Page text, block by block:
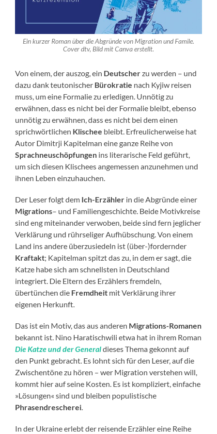
Ein kurzer Roman über die Abgründe von Migration und Famile.
Cover dtv, Bild mit Canva erstellt.
Von einem, der auszog, ein Deutscherzu werden – und
dazu dank teutonischer Bürokratie nach Kyjiw reisen
muss, um eine Formalie zu erledigen. Unnötig zu
erwähnen, dass es nicht bei der Formalie bleibt, ebenso
unnötig zu erwähnen, dass es nicht bei dem einen
sprichwörtlichen Klischee bleibt. Erfreulicherweise hat
Autor Dimitrji Kapitelman eine ganze Reihe von
Sprachneuschöpfungen ins literarische Feld geführt,
um sich diesen Klischees angemessen anzunehmen und
ihnen Leben einzuhauchen.
Der Leser folgt dem Ich-Erzähler in die Abgründe einer
Migrations– und Familiengeschichte. Beide Motivkreise
sind eng miteinander verwoben, beide sind fern jeglicher
Verklärung und rührseliger Aufhübschung. Von einem
Land ins andere überzusiedeln ist (über-)fordernder
Kraftakt; Kapitelman spitzt das zu, in dem er sagt, die
Katze habe sich am schnellsten in Deutschland
integriert. Die Eltern des Erzählers fremdeln,
übertünchen die Fremdheit mit Verklärung ihrer
eigenen Herkunft.
Das ist ein Motiv, das aus anderen Migrations-Romanen
bekannt ist. Nino Haratischwili etwa hat in ihrem Roman
Die Katze und der Generaldieses Thema gekonnt auf
den Punkt gebracht. Es lohnt sich für den Leser, auf die
Zwischentöne zu hören – wer Migration verstehen will,
kommt hier auf seine Kosten. Es ist kompliziert, einfache
»Lösungen« sind und bleiben populistische
Phrasendrescherei.
In der Ukraine erlebt der reisende Erzähler eine Reihe